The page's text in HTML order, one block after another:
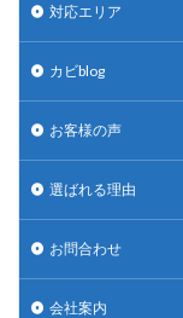
対応エリア
カビblog
お客様の声
選ばれる理由
お問合わせ
会社案内